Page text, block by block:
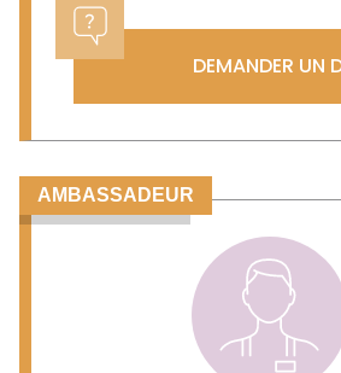
DEMANDER UN
AMBASSADEUR